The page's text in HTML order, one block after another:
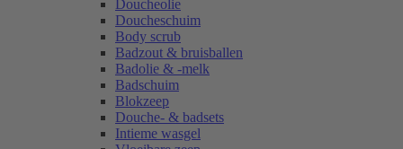
Doucheolie
Doucheschuim
Body scrub
Badzout & bruisballen
Badolie & -melk
Badschuim
Blokzeep
Douche- & badsets
Intieme wasgel